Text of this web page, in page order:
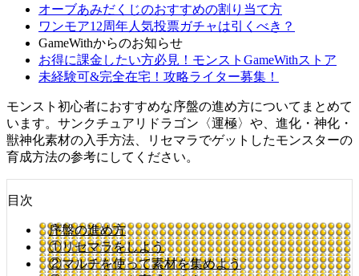
オーブあみだくじのおすすめの割り当て方
ワンモア12周年人気投票ガチャは引くべき？
GameWithからのお知らせ
お得に課金したい方必見！モンストGameWithストア
未経験可&完全在宅！攻略ライター募集！
モンスト初心者におすすめな序盤の進め方についてまとめて
います。サンクチュアリドラゴン〈運極〉や、進化・神化・
獣神化素材の入手方法、リセマラでゲットしたモンスターの
育成方法の参考にしてください。
目次
序盤の進め方
①リセマラをしよう
②マルチを使って素材を集めよう